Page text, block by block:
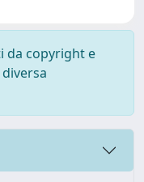
da copyright e